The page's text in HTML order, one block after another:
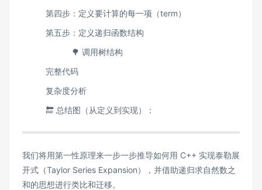
第四步：定义要计算的每一项（term）
第五步：定义递归函数结构
🌳 调用树结构
完整代码
复杂度分析
🔚 总结图（从定义到实现）：
我们将用第一性原理来一步一步推导如何用 C++ 实现泰勒展
开式（Taylor Series Expansion），并借助递归求自然数之
和的思想进行类比和迁移。